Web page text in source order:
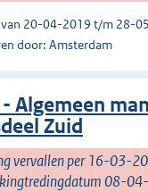
van 20-04-2019 t/m 28-
door: Amsterdam
- Algemeen
Zuid
vervallen per 16-03-
08-